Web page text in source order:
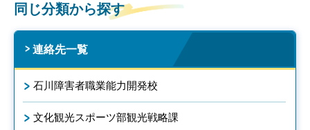
同じ分類から探す
連絡先一覧
石川障害者職業能力開発校
文化観光スポーツ部観光戦略課